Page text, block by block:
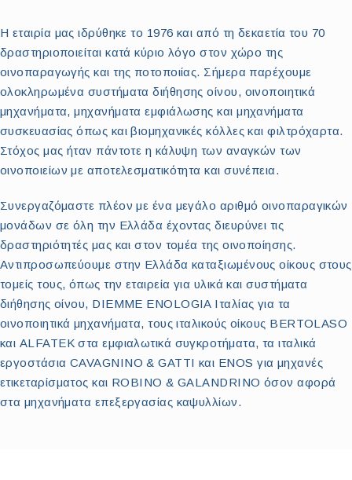
Η εταιρία μας ιδρύθηκε το 1976 και από τη δεκαετία του 70
δραστηριοποιείται κατά κύριο λόγο στον χώρο της
οινοπαραγωγής και της ποτοποιίας. Σήμερα παρέχουμε
ολοκληρωμένα συστήματα διήθησης οίνου, οινοποιητικά
μηχανήματα, μηχανήματα εμφιάλωσης και μηχανήματα
συσκευασίας όπως και βιομηχανικές κόλλες και φιλτρόχαρτα.
Στόχος μας ήταν πάντοτε η κάλυψη των αναγκών των
οινοποιείων με αποτελεσματικότητα και συνέπεια.
Συνεργαζόμαστε πλέον με ένα μεγάλο αριθμό οινοπαραγικών
μονάδων σε όλη την Ελλάδα έχοντας διευρύνει τις
δραστηριότητές μας και στον τομέα της οινοποίησης.
Αντιπροσωπεύουμε στην Ελλάδα καταξιωμένους οίκους στους
τομείς τους, όπως την εταιρεία για υλικά και συστήματα
διήθησης οίνου, DIEMME ENOLOGIA Ιταλίας για τα
οινοποιητικά μηχανήματα, τους ιταλικούς οίκους BERTOLASO
και ALFATEK στα εμφιαλωτικά συγκροτήματα, τα ιταλικά
εργοστάσια CAVAGNINO & GATTI και ENOS για μηχανές
ετικεταρίσματος και ROBINO & GALANDRINO όσον αφορά
στα μηχανήματα επεξεργασίας καψυλλίων.